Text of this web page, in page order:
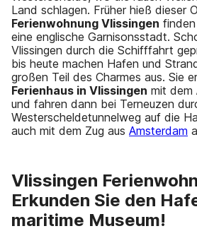
Land schlagen. Früher hieß dieser
Ferienwohnung Vlissingen
eine englische Garnisonsstadt.
Vlissingen durch die Schifffahrt
bis heute machen Hafen und
großen Teil des Charmes aus. Sie
Ferienhaus in Vlissingen mit dem
und fahren dann bei Terneuzen
Westerscheldetunnelweg auf die
auch mit dem Zug aus Amsterdam
Vlissingen
Erkunden Sie den
maritime Museum!